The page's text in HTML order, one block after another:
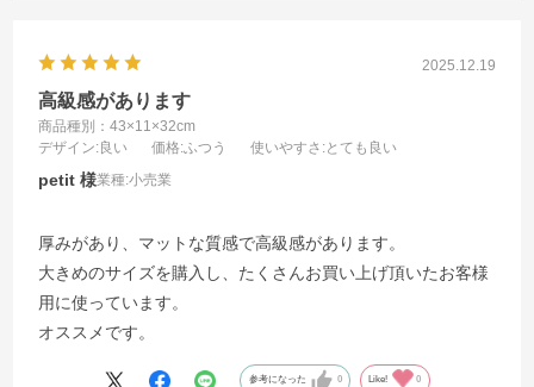
2025.12.19
高級感があります
商品種別：43×11×32cm
デザイン:良い 価格:ふつう 使いやすさ :とても良い
petit 業種:小売業
厚みがあり、マットな質感で高級感があります。
大きめのサイズを購入し、たくさんお買い上げ頂いたお客様
用に使っています。
オススメです。
参考になった 0 Like! 0